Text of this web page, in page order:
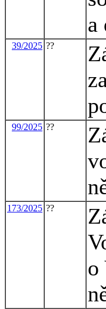
a
39/2025 ??
99/2025 ??
173/2025 ??
o